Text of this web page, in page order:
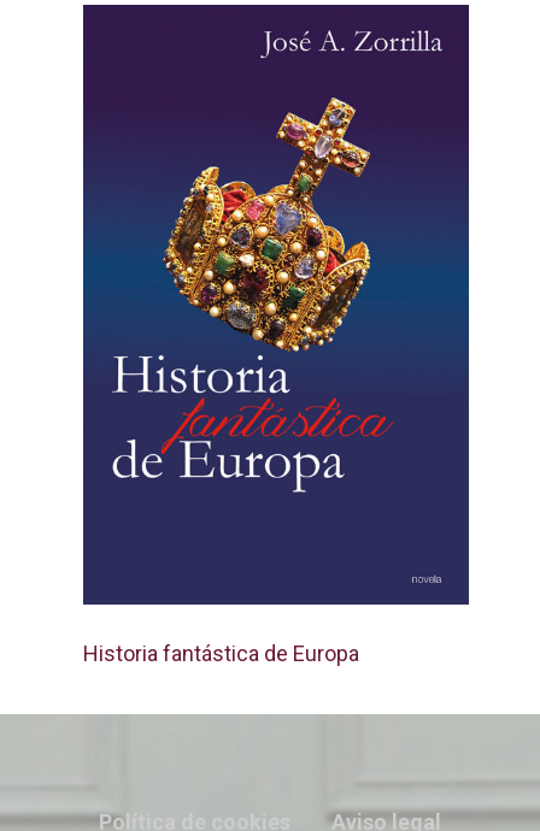
Historia fantástica de Europa
Política de cookies Aviso legal